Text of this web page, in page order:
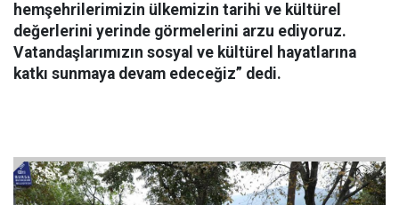
hemşehrilerimizin ülkemizin tarihi ve kültürel
değerlerini yerinde görmelerini arzu ediyoruz.
Vatandaşlarımızın sosyal ve kültürel hayatlarına
katkı sunmaya devam edeceğiz” dedi.